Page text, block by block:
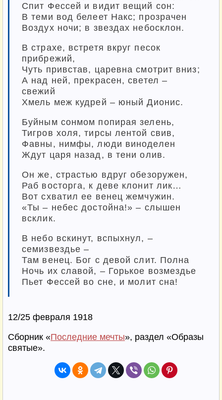
Спит Фессей и видит вещий сон:
В теми вод белеет Накс; прозрачен
Воздух ночи; в звездах небосклон.
В страхе, встретя вкруг песок
прибрежий,
Чуть привстав, царевна смотрит вниз;
А над ней, прекрасен, светел –
свежий
Хмель меж кудрей – юный Дионис.
Буйным сонмом попирая зелень,
Тигров холя, тирсы лентой свив,
Фавны, нимфы, люди виноделен
Ждут царя назад, в тени олив.
Он же, страстью вдруг обезоружен,
Раб восторга, к деве клонит лик…
Вот схватил ее венец жемчужин.
«Ты – небес достойна!» – слышен
всклик.
В небо вскинут, вспыхнул, –
семизвездье –
Там венец. Бог с девой слит. Полна
Ночь их славой, – Горькое возмездье
Пьет Фессей во сне, и молит сна!
12/25 февраля 1918
Сборник «Последние мечты», раздел «Образы
святые».